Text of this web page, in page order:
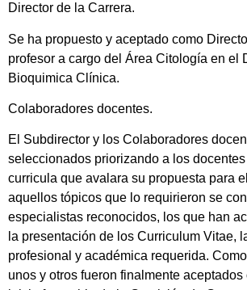
Director de la Carrera.
Se ha propuesto y aceptado como
profesor a cargo del Área Citología en el
Bioquimica Clínica.
Colaboradores docentes.
El Subdirector y los Colaboradores
seleccionados priorizando a los
curricula que avalara su propuesta para
aquellos tópicos que lo requirieron se
especialistas reconocidos, los que han
la presentación de los Curriculum Vitae,
profesional y académica requerida.
unos y otros fueron finalmente